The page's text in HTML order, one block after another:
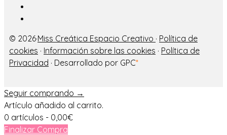
© 2026·Miss Creática Espacio Creativo · Política de
cookies · Información sobre las cookies · Política de
Privacidad · Desarrollado por GPC*
Seguir comprando →
Artículo añadido al carrito.
0 artículos - 0,00€
Finalizar Compra